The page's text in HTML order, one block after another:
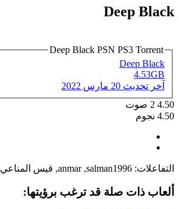
Deep Black
Deep Black PSN PS3 Torrent
Deep Black
4.53GB
آخر تحديث 20 مارس 2022
4.50
2 صوت
4.50 نجوم
التفاعلات: salman1996
,
anmar
, قيس المناعي
ألعاب ذات صلة قد ترغب برؤيتها: